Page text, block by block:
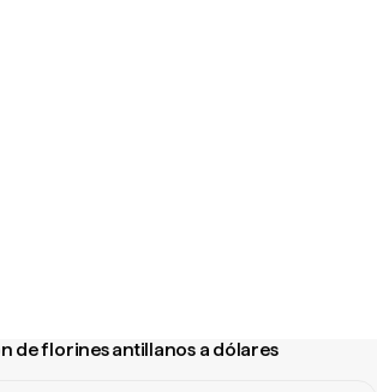
de florines antillanos a dólares